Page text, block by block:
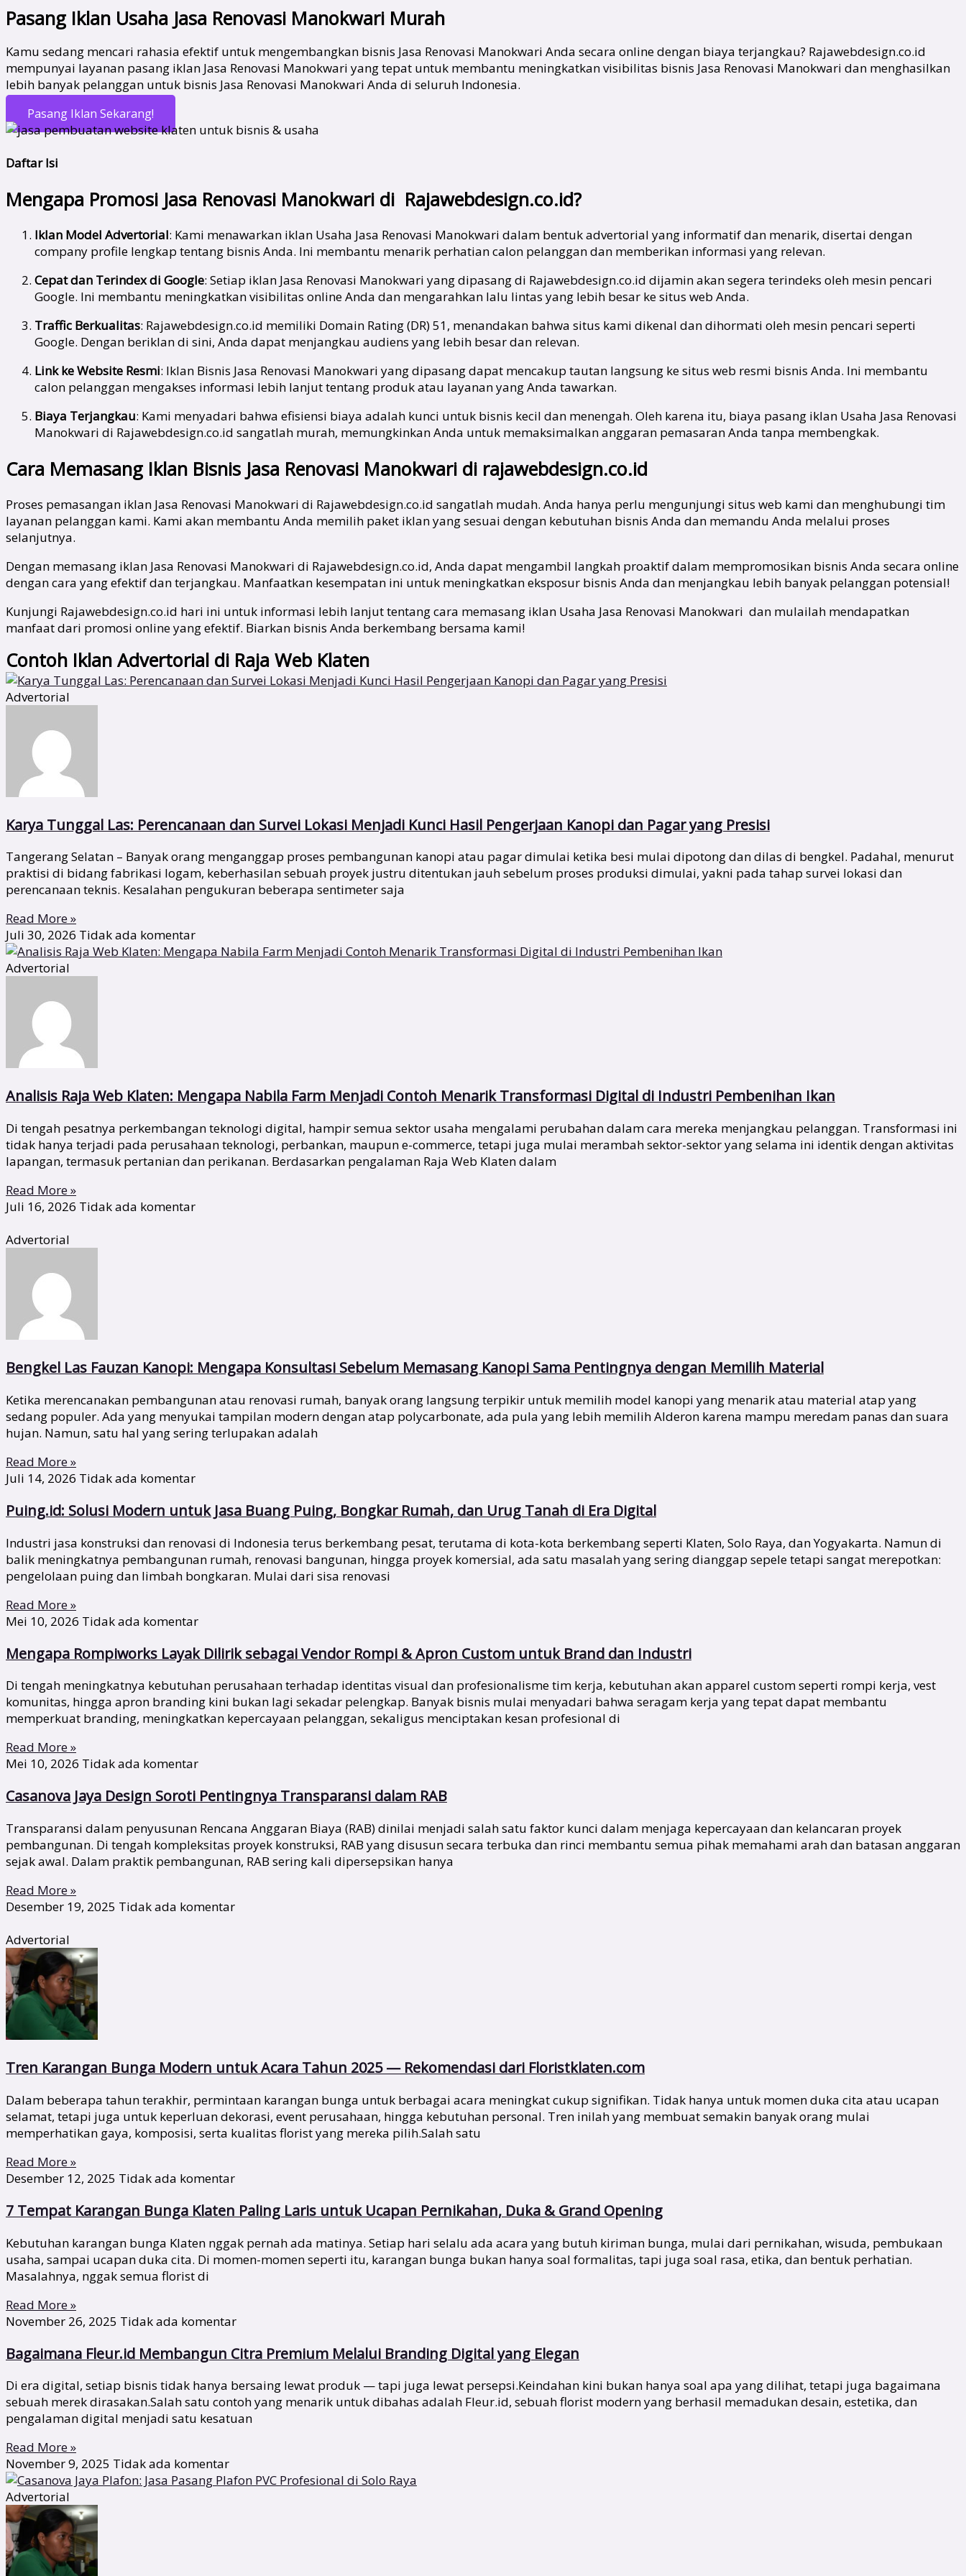
Pasang Iklan Usaha Jasa Renovasi Manokwari Murah
Kamu sedang mencari rahasia efektif untuk mengembangkan bisnis Jasa Renovasi Manokwari Anda secara online dengan biaya terjangkau? Rajawebdesign.co.id
mempunyai layanan pasang iklan Jasa Renovasi Manokwari yang tepat untuk membantu meningkatkan visibilitas bisnis Jasa Renovasi Manokwari dan menghasilkan
lebih banyak pelanggan untuk bisnis Jasa Renovasi Manokwari Anda di seluruh Indonesia.
Pasang Iklan Sekarang!
Daftar Isi
Mengapa Promosi Jasa Renovasi Manokwari di Rajawebdesign.co.id?
Iklan Model Advertorial: Kami menawarkan iklan Usaha Jasa Renovasi Manokwari dalam bentuk advertorial yang informatif dan menarik, disertai dengan
company profile lengkap tentang bisnis Anda. Ini membantu menarik perhatian calon pelanggan dan memberikan informasi yang relevan.
Cepat dan Terindex di Google: Setiap iklan Jasa Renovasi Manokwari yang dipasang di Rajawebdesign.co.id dijamin akan segera terindeks oleh mesin pencari
Google. Ini membantu meningkatkan visibilitas online Anda dan mengarahkan lalu lintas yang lebih besar ke situs web Anda.
Traffic Berkualitas: Rajawebdesign.co.id memiliki Domain Rating (DR) 51, menandakan bahwa situs kami dikenal dan dihormati oleh mesin pencari seperti
Google. Dengan beriklan di sini, Anda dapat menjangkau audiens yang lebih besar dan relevan.
Link ke Website Resmi: Iklan Bisnis Jasa Renovasi Manokwari yang dipasang dapat mencakup tautan langsung ke situs web resmi bisnis Anda. Ini membantu
calon pelanggan mengakses informasi lebih lanjut tentang produk atau layanan yang Anda tawarkan.
Biaya Terjangkau: Kami menyadari bahwa efisiensi biaya adalah kunci untuk bisnis kecil dan menengah. Oleh karena itu, biaya pasang iklan Usaha Jasa Renovasi
Manokwari di Rajawebdesign.co.id sangatlah murah, memungkinkan Anda untuk memaksimalkan anggaran pemasaran Anda tanpa membengkak.
Cara Memasang Iklan Bisnis Jasa Renovasi Manokwari di rajawebdesign.co.id
Proses pemasangan iklan Jasa Renovasi Manokwari di Rajawebdesign.co.id sangatlah mudah. Anda hanya perlu mengunjungi situs web kami dan menghubungi tim
layanan pelanggan kami. Kami akan membantu Anda memilih paket iklan yang sesuai dengan kebutuhan bisnis Anda dan memandu Anda melalui proses
selanjutnya.
Dengan memasang iklan Jasa Renovasi Manokwari di Rajawebdesign.co.id, Anda dapat mengambil langkah proaktif dalam mempromosikan bisnis Anda secara online
dengan cara yang efektif dan terjangkau. Manfaatkan kesempatan ini untuk meningkatkan eksposur bisnis Anda dan menjangkau lebih banyak pelanggan potensial!
Kunjungi Rajawebdesign.co.id hari ini untuk informasi lebih lanjut tentang cara memasang iklan Usaha Jasa Renovasi Manokwari dan mulailah mendapatkan
manfaat dari promosi online yang efektif. Biarkan bisnis Anda berkembang bersama kami!
Contoh Iklan Advertorial di Raja Web Klaten
Advertorial
Karya Tunggal Las: Perencanaan dan Survei Lokasi Menjadi Kunci Hasil Pengerjaan Kanopi dan Pagar yang Presisi
Tangerang Selatan – Banyak orang menganggap proses pembangunan kanopi atau pagar dimulai ketika besi mulai dipotong dan dilas di bengkel. Padahal, menurut
praktisi di bidang fabrikasi logam, keberhasilan sebuah proyek justru ditentukan jauh sebelum proses produksi dimulai, yakni pada tahap survei lokasi dan
perencanaan teknis. Kesalahan pengukuran beberapa sentimeter saja
Read More »
Juli 30, 2026 Tidak ada komentar
Advertorial
Analisis Raja Web Klaten: Mengapa Nabila Farm Menjadi Contoh Menarik Transformasi Digital di Industri Pembenihan Ikan
Di tengah pesatnya perkembangan teknologi digital, hampir semua sektor usaha mengalami perubahan dalam cara mereka menjangkau pelanggan. Transformasi ini
tidak hanya terjadi pada perusahaan teknologi, perbankan, maupun e-commerce, tetapi juga mulai merambah sektor-sektor yang selama ini identik dengan aktivitas
lapangan, termasuk pertanian dan perikanan. Berdasarkan pengalaman Raja Web Klaten dalam
Read More »
Juli 16, 2026 Tidak ada komentar
Advertorial
Bengkel Las Fauzan Kanopi: Mengapa Konsultasi Sebelum Memasang Kanopi Sama Pentingnya dengan Memilih Material
Ketika merencanakan pembangunan atau renovasi rumah, banyak orang langsung terpikir untuk memilih model kanopi yang menarik atau material atap yang
sedang populer. Ada yang menyukai tampilan modern dengan atap polycarbonate, ada pula yang lebih memilih Alderon karena mampu meredam panas dan suara
hujan. Namun, satu hal yang sering terlupakan adalah
Read More »
Juli 14, 2026 Tidak ada komentar
Puing.id: Solusi Modern untuk Jasa Buang Puing, Bongkar Rumah, dan Urug Tanah di Era Digital
Industri jasa konstruksi dan renovasi di Indonesia terus berkembang pesat, terutama di kota-kota berkembang seperti Klaten, Solo Raya, dan Yogyakarta. Namun di
balik meningkatnya pembangunan rumah, renovasi bangunan, hingga proyek komersial, ada satu masalah yang sering dianggap sepele tetapi sangat merepotkan:
pengelolaan puing dan limbah bongkaran. Mulai dari sisa renovasi
Read More »
Mei 10, 2026 Tidak ada komentar
Mengapa Rompiworks Layak Dilirik sebagai Vendor Rompi & Apron Custom untuk Brand dan Industri
Di tengah meningkatnya kebutuhan perusahaan terhadap identitas visual dan profesionalisme tim kerja, kebutuhan akan apparel custom seperti rompi kerja, vest
komunitas, hingga apron branding kini bukan lagi sekadar pelengkap. Banyak bisnis mulai menyadari bahwa seragam kerja yang tepat dapat membantu
memperkuat branding, meningkatkan kepercayaan pelanggan, sekaligus menciptakan kesan profesional di
Read More »
Mei 10, 2026 Tidak ada komentar
Casanova Jaya Design Soroti Pentingnya Transparansi dalam RAB
Transparansi dalam penyusunan Rencana Anggaran Biaya (RAB) dinilai menjadi salah satu faktor kunci dalam menjaga kepercayaan dan kelancaran proyek
pembangunan. Di tengah kompleksitas proyek konstruksi, RAB yang disusun secara terbuka dan rinci membantu semua pihak memahami arah dan batasan anggaran
sejak awal. Dalam praktik pembangunan, RAB sering kali dipersepsikan hanya
Read More »
Desember 19, 2025 Tidak ada komentar
Advertorial
Tren Karangan Bunga Modern untuk Acara Tahun 2025 — Rekomendasi dari Floristklaten.com
Dalam beberapa tahun terakhir, permintaan karangan bunga untuk berbagai acara meningkat cukup signifikan. Tidak hanya untuk momen duka cita atau ucapan
selamat, tetapi juga untuk keperluan dekorasi, event perusahaan, hingga kebutuhan personal. Tren inilah yang membuat semakin banyak orang mulai
memperhatikan gaya, komposisi, serta kualitas florist yang mereka pilih.Salah satu
Read More »
Desember 12, 2025 Tidak ada komentar
7 Tempat Karangan Bunga Klaten Paling Laris untuk Ucapan Pernikahan, Duka & Grand Opening
Kebutuhan karangan bunga Klaten nggak pernah ada matinya. Setiap hari selalu ada acara yang butuh kiriman bunga, mulai dari pernikahan, wisuda, pembukaan
usaha, sampai ucapan duka cita. Di momen-momen seperti itu, karangan bunga bukan hanya soal formalitas, tapi juga soal rasa, etika, dan bentuk perhatian.
Masalahnya, nggak semua florist di
Read More »
November 26, 2025 Tidak ada komentar
Bagaimana Fleur.id Membangun Citra Premium Melalui Branding Digital yang Elegan
Di era digital, setiap bisnis tidak hanya bersaing lewat produk — tapi juga lewat persepsi.Keindahan kini bukan hanya soal apa yang dilihat, tetapi juga bagaimana
sebuah merek dirasakan.Salah satu contoh yang menarik untuk dibahas adalah Fleur.id, sebuah florist modern yang berhasil memadukan desain, estetika, dan
pengalaman digital menjadi satu kesatuan
Read More »
November 9, 2025 Tidak ada komentar
Advertorial